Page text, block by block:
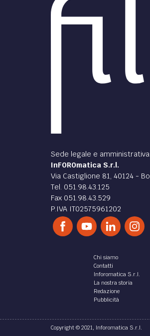
Sede legale e amministrativa
InFOROmatica S.r.l.
Via Castiglione 81, 40124 -
Tel. 051.98.43.125
Fax 051.98.43.529
P.IVA IT02575961202
Chi siamo
Contatti
Inforomatica S.r.l.
La nostra storia
Redazione
Pubblicità
Copyright © 2021, Inforomatica S.r.l.